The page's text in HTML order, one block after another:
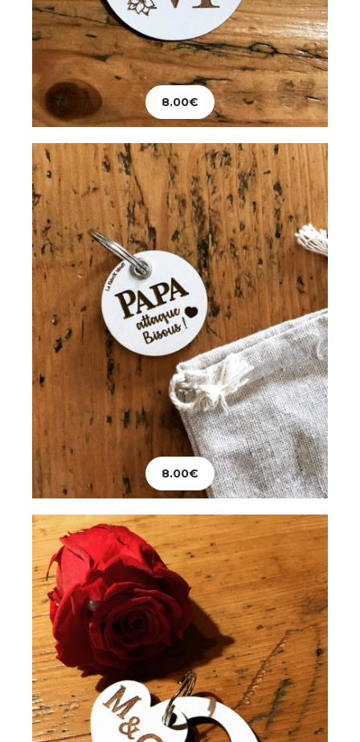
Ajouter au panier
8.00€
Ajouter au panier
Papeterie
Porte-clés Papa
8.00€
8.00€
Mariage
Porte-clés Coeur
12.00€